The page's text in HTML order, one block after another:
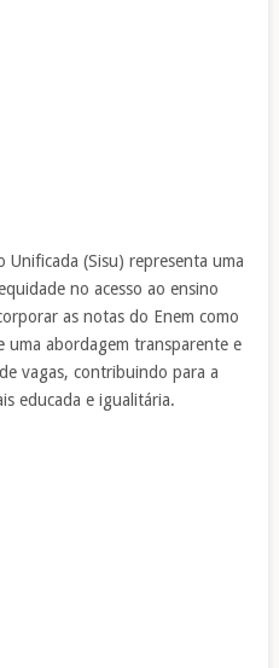
Unificada (Sisu) representa uma
no acesso ao ensino
as notas do Enem como
uma abordagem transparente e
vagas, contribuindo para a
educada e igualitária.